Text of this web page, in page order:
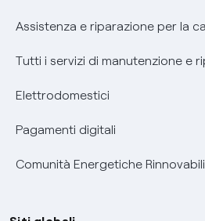
Assistenza e riparazione per la
Tutti i servizi di manutenzione e
Elettrodomestici
Pagamenti digitali
Comunità Energetiche Rinnovabili